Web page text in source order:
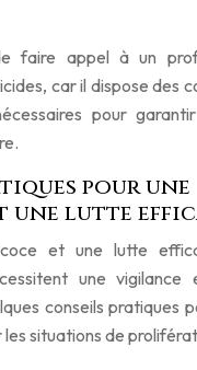
faire appel à un
car il dispose des
pour
pour une
une lutte
et une lutte
une vigilance
conseils pratiques
situations de